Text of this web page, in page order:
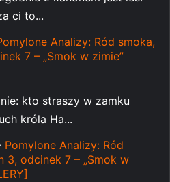
ci to...
Analizy: Ród smoka,
7 – „Smok w zimie”
kto straszy w zamku
króla Ha...
Pomylone Analizy: Ród
3, odcinek 7 – „Smok w